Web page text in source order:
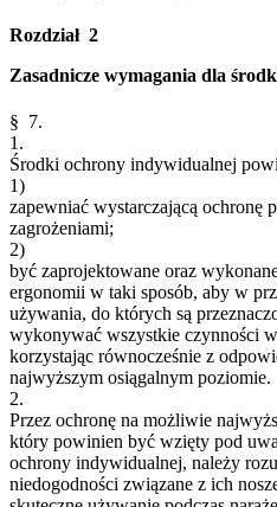
Rozdział 2
Zasadnicze wymagania dla
§ 7.
1.
Środki ochrony indywidualnej
1)
zapewniać wystarczającą ochronę
zagrożeniami;
2)
być zaprojektowane oraz
ergonomii w taki sposób, aby w
używania, do których są
wykonywać wszystkie czynności
korzystając równocześnie z
najwyższym osiągalnym poziomie.
2.
Przez ochronę na możliwie
który powinien być wzięty pod
ochrony indywidualnej, należy
niedogodności związane z ich